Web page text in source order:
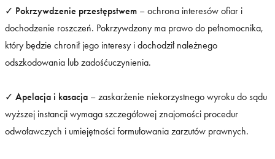
✓ Pokrzywdzenie przestępstwem – ochrona interesów ofiar i
dochodzenie roszczeń. Pokrzywdzony ma prawo do pełnomocnika,
który będzie chronił jego interesy i dochodził należnego
odszkodowania lub zadośćuczynienia.
✓ Apelacja i kasacja – zaskarżenie niekorzystnego wyroku do sądu
wyższej instancji wymaga szczegółowej znajomości procedur
odwoławczych i umiejętności formułowania zarzutów prawnych.